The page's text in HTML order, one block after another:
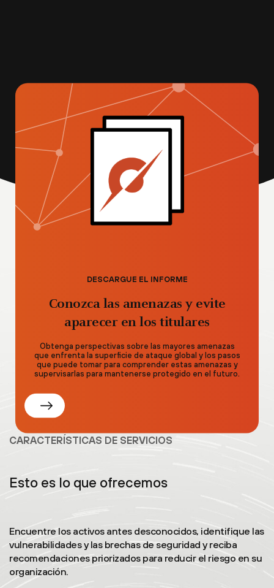
DESCARGUE EL INFORME
Conozca las amenazas y evite
aparecer en los titulares
Obtenga perspectivas sobre las mayores amenazas
que enfrenta la superficie de ataque global y los pasos
que puede tomar para comprender estas amenazas y
supervisarlas para mantenerse protegido en el futuro.
CARACTERÍSTICAS DE SERVICIOS
Esto es lo que ofrecemos
Encuentre los activos antes desconocidos, identifique las
vulnerabilidades y las brechas de seguridad y reciba
recomendaciones priorizados para reducir el riesgo en su
organización.